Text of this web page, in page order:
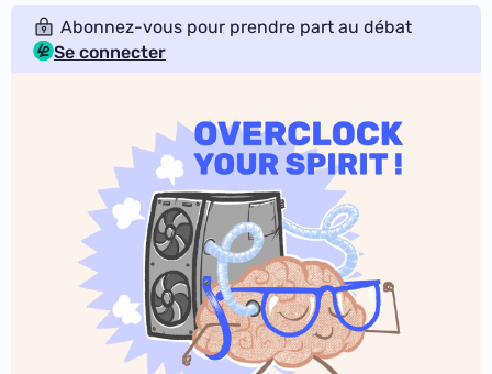
Abonnez-vous pour prendre part au débat
Se connecter